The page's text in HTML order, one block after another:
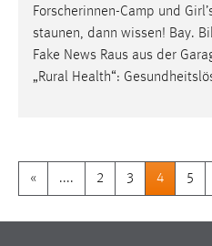
Forscherinnen-Camp und
staunen, dann wissen! Bay.
Fake News Raus aus der
„Rural Health“:
« .... 2 3 4 5